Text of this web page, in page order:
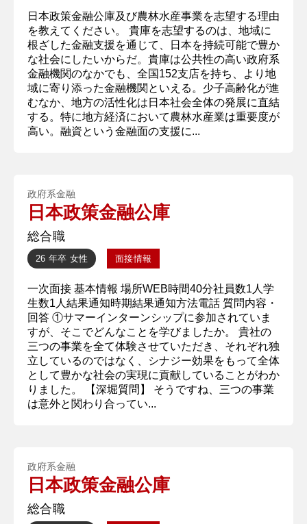
日本政策金融公庫及び農林水産事業を志望する理由
を教えてください。 貴庫を志望するのは、地域に
根ざした金融支援を通じて、日本を持続可能で豊か
な社会にしたいからだ。貴庫は公共性の高い政府系
金融機関のなかでも、全国152支店を持ち、より地
域に寄り添った金融機関といえる。少子高齢化が進
むなか、地方の活性化は日本社会全体の発展に直結
する。特に地方経済において農林水産業は重要度が
高い。融資という金融面の支援に...
政府系金融
日本政策金融公庫
総合職
26 年卒 女性 面接情報
一次面接 基本情報 場所WEB時間40分社員数1人学
生数1人結果通知時期結果通知方法電話 質問内容・
回答 ①サマーインターンシップに参加されていま
すが、そこでどんなことを学びましたか。 貴社の
三つの事業を全て体験させていただき、それぞれ独
立しているのではなく、シナジー効果をもって全体
として豊かな社会の実現に貢献していることがわか
りました。 【深堀質問】 そうですね、三つの事業
は意外と関わり合ってい...
政府系金融
日本政策金融公庫
総合職